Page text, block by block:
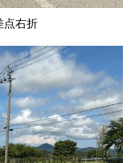
右折